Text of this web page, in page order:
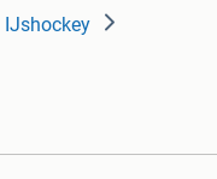
IJshockey